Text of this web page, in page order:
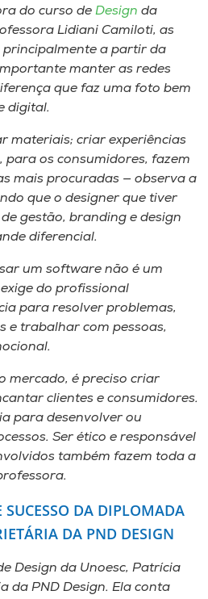
do curso de Design da
Lidiani Camiloti, as
principalmente a partir da
manter as redes
que faz uma foto bem
digital.
materiais; criar experiências
para os consumidores, fazem
mais procuradas — observa a
que o designer que tiver
gestão, branding e design
diferencial.
um software não é um
do profissional
para resolver problemas,
e trabalhar com pessoas,
mercado, é preciso criar
clientes e consumidores.
para desenvolver ou
Ser ético e responsável
também fazem toda a
SUCESSO DA DIPLOMADA
DA PND DESIGN
Design da Unoesc, Patrícia
da PND Design. Ela conta